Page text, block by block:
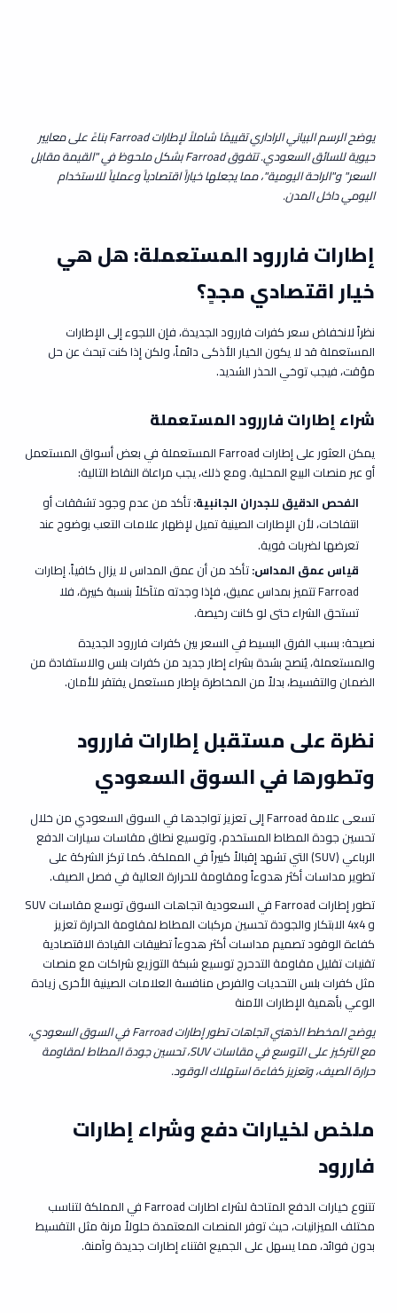
يوضح الرسم البياني الراداري تقييمًا شاملاً لإطارات Farroad بناءً على معايير
حيوية للسائق السعودي. تتفوق Farroad بشكل ملحوظ في "القيمة مقابل
السعر" و"الراحة اليومية"، مما يجعلها خياراً اقتصادياً وعملياً للاستخدام
اليومي داخل المدن.
إطارات فاررود المستعملة: هل هي
خيار اقتصادي مجدٍ؟
نظراً لانخفاض سعر كفرات فاررود الجديدة، فإن اللجوء إلى الإطارات
المستعملة قد لا يكون الخيار الأذكى دائماً، ولكن إذا كنت تبحث عن حل
مؤقت، فيجب توخي الحذر الشديد.
شراء إطارات فاررود المستعملة
يمكن العثور على إطارات Farroad المستعملة في بعض أسواق المستعمل
أو عبر منصات البيع المحلية. ومع ذلك، يجب مراعاة النقاط التالية:
الفحص الدقيق للجدران الجانبية:تأكد من عدم وجود تشققات أو
انتفاخات، لأن الإطارات الصينية تميل لإظهار علامات التعب بوضوح عند
تعرضها لضربات قوية.
قياس عمق المداس:تأكد من أن عمق المداس لا يزال كافياً. إطارات
Farroad تتميز بمداس عميق، فإذا وجدته متآكلاً بنسبة كبيرة، فلا
تستحق الشراء حتى لو كانت رخيصة.
نصيحة: بسبب الفرق البسيط في السعر بين كفرات فاررود الجديدة
والمستعملة، يُنصح بشدة بشراء إطار جديد من كفرات بلس والاستفادة من
الضمان والتقسيط، بدلاً من المخاطرة بإطار مستعمل يفتقر للأمان.
نظرة على مستقبلإطارات فاررود
وتطورها في السوق السعودي
تسعى علامة Farroad إلى تعزيز تواجدها في السوق السعودي من خلال
تحسين جودة المطاط المستخدم، وتوسيع نطاق مقاسات سيارات الدفع
الرباعي (SUV) التي تشهد إقبالاً كبيراً في المملكة. كما تركز الشركة على
تطوير مداسات أكثر هدوءاً ومقاومة للحرارة العالية في فصل الصيف.
تطور إطارات Farroad في السعودية اتجاهات السوق توسع مقاسات SUV
و 4x4 الابتكار والجودة تحسين مركبات المطاط لمقاومة الحرارة تعزيز
كفاءة الوقود تصميم مداسات أكثر هدوءاً تطبيقات القيادة الاقتصادية
تقنيات تقليل مقاومة التدحرج توسيع شبكة التوزيع شراكات مع منصات
مثل كفرات بلس التحديات والفرص منافسة العلامات الصينية الأخرى زيادة
الوعي بأهمية الإطارات الآمنة
يوضح المخطط الذهني اتجاهات تطور إطارات Farroad في السوق السعودي،
مع التركيز على التوسع في مقاسات SUV، تحسين جودة المطاط لمقاومة
حرارة الصيف، وتعزيز كفاءة استهلاك الوقود.
ملخص لخيارات دفع وشراء إطارات
فاررود
تتنوع خيارات الدفع المتاحة لشراء اطارات Farroad في المملكة لتناسب
مختلف الميزانيات، حيث توفر المنصات المعتمدة حلولاً مرنة مثل التقسيط
بدون فوائد، مما يسهل على الجميع اقتناء إطارات جديدة وآمنة.